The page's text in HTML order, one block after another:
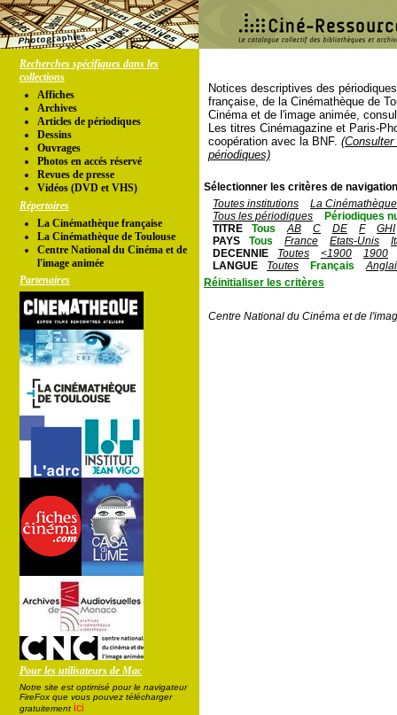
Recherches spécifiques dans les
collections
Affiches
Archives
Articles de périodiques
Dessins
Ouvrages
Photos en accés réservé
Revues de presse
Vidéos (DVD et VHS)
Répertoires
La Cinémathèque française
La Cinémathèque de Toulouse
Centre National du Cinéma et de
l'image animée
Partenaires
Pour les utilisateurs de Mac
Notre site est optimisé pour le navigateur
FireFox que vous pouvez télécharger
gratuitement ici
Notices descriptives des
française, de la Cinémathèque de
Cinéma et de l'image animée,
Les titres Cinémagazine et Paris-
coopération avec la BNF.
périodiques)
Sélectionner les critères de
Toutes institutions
La
Tous les périodiques
Périodiques
TITRE
Tous AB C DE F
GHI
PAYS
Tous France Etats-Unis
DECENNIE
Toutes <1900
1900
LANGUE
Toutes Français
Réinitialiser les critères
Centre National du Cinéma et de